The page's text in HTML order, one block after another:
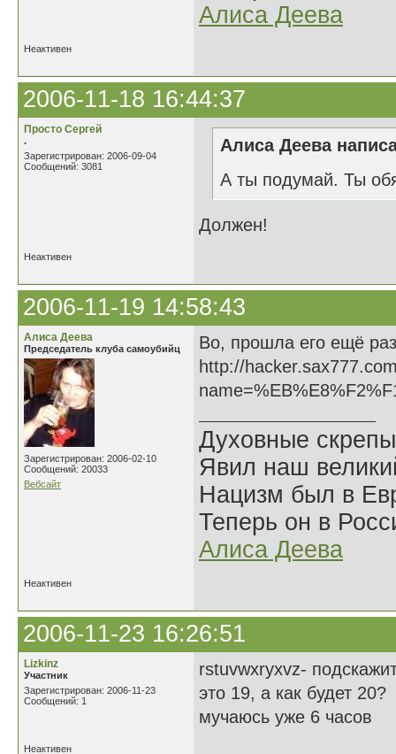
Алиса Деева
Неактивен
2006-11-18 16:44:37
Просто Сергей
.
Зарегистрирован: 2006-09-04
Сообщений: 3081
Алиса Деева
А ты подумай. Ты
Должен!
Неактивен
2006-11-19 14:58:43
Алиса Деева
Председатель клуба самоубийц
Зарегистрирован: 2006-02-10
Сообщений: 20033
Вебсайт
Во, прошла его ещё
http://
Духовные
Явил наш
Нацизм был в
Теперь он в
Алиса Деева
Неактивен
2006-11-23 16:26:51
Lizkinz
Участник
Зарегистрирован: 2006-11-23
Сообщений: 1
rstuvwxryxvz-
это 19, а как будет 20?
мучаюсь уже 6 часов
Неактивен